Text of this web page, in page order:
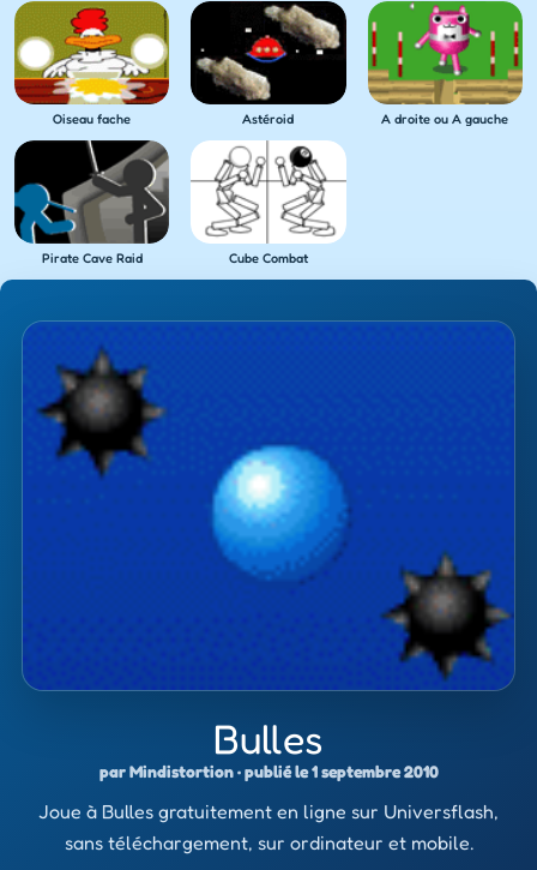
Bulles
par Mindistortion · publié le 1 septembre 2010
Joue à Bulles gratuitement en ligne sur Universflash,
sans téléchargement, sur ordinateur et mobile.
Oiseau fache Astéroid A droite ou A gauche
Pirate Cave Raid Cube Combat